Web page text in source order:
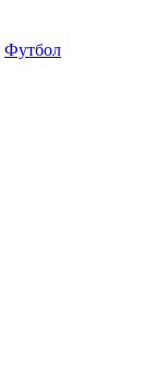
Футбол